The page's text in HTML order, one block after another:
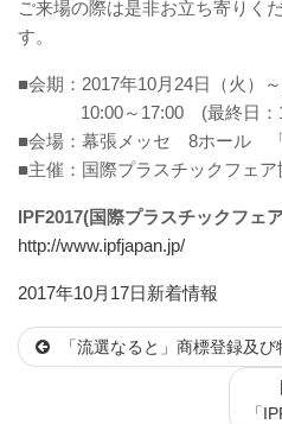
ご来場の際は是非お立ち寄りく
す。
■会期：2017年10月24日（火）～
10:00～17:00 (最終日：
■会場：幕張メッセ 8ホール
■主催：国際プラスチックフェア
IPF2017(国際プラスチックフェ
http://www.ipfjapan.jp/
投
日:
2017年10月17日カ
ゴ
新着情報
「流選なると」商標登録及び
「